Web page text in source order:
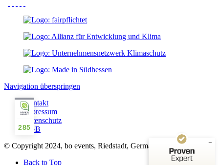
Navigation überspringen
Kontakt
Impressum
Datenschutz
AGB
© Copyright 2024, bo events, Riedstadt, Germany
Back to Top
285
152
Bewertungen auf
ProvenExpert.com
Bewertungen von
5